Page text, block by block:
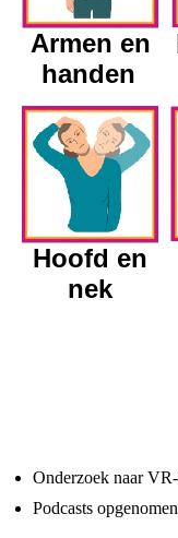
Armen en
handen
Hoofd en
nek
Onderzoek naar
Podcasts